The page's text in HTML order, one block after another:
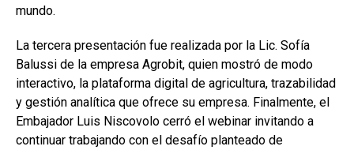
mundo.
La tercera presentación fue realizada por la Lic. Sofía
Balussi de la empresa Agrobit, quien mostró de modo
interactivo, la plataforma digital de agricultura, trazabilidad
y gestión analítica que ofrece su empresa. Finalmente, el
Embajador Luis Niscovolo cerró el webinar invitando a
continuar trabajando con el desafío planteado de